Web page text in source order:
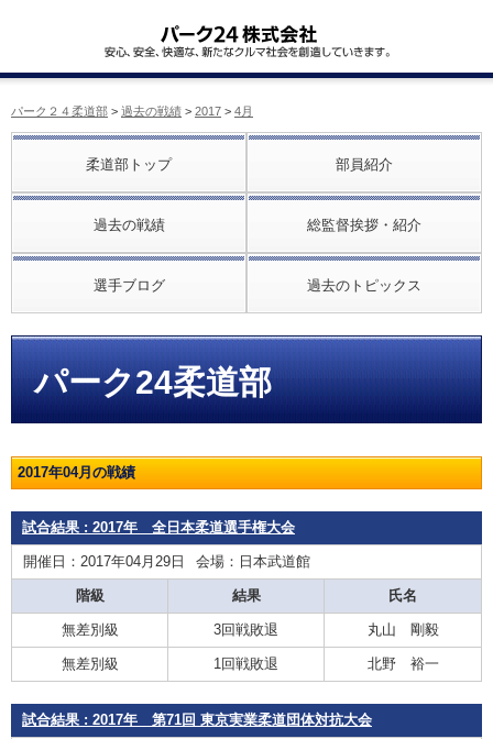
パーク２４柔道部 > 過去の戦績 > 2017 > 4月
柔道部トップ 部員紹介
過去の戦績 総監督挨拶・紹介
選手ブログ 過去のトピックス
パーク24柔道部
2017年04月の戦績
試合結果 : 2017年 全日本柔道選手権大会
開催日：2017年04月29日 会場：日本武道館
階級 結果 氏名
無差別級 3回戦敗退 丸山 剛毅
無差別級 1回戦敗退 北野 裕一
試合結果 : 2017年 第71回 東京実業柔道団体対抗大会